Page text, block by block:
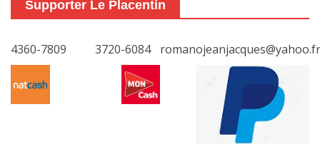
Supporter Le Placentin
4360-7809 3720-6084 romanojeanjacques@yahoo.fr